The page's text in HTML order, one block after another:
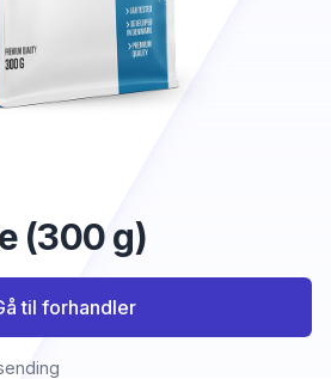
(300 g)
til forhandler